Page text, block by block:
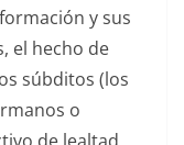
y sus
el hecho de
súbditos (los
o